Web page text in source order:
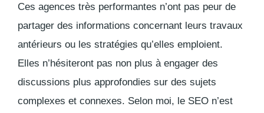
Ces agences très performantes n’ont pas peur de
partager des informations concernant leurs travaux
antérieurs ou les stratégies qu’elles emploient.
Elles n’hésiteront pas non plus à engager des
discussions plus approfondies sur des sujets
complexes et connexes. Selon moi, le SEO n’est